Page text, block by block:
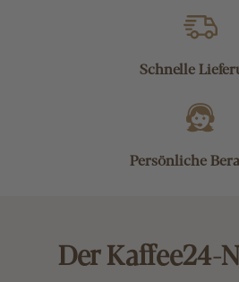
Schnelle
Persönliche
Der Kaffee24-